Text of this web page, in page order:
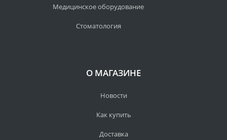
Медицинское оборудование
Стоматология
О МАГАЗИНЕ
Новости
Как купить
Доставка